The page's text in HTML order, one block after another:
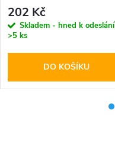
202 Kč
Skladem - hned k odeslání
>5 ks
DO KOŠÍKU